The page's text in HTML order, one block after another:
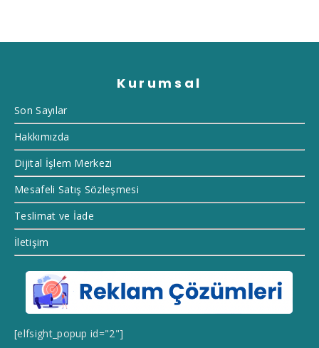
Kurumsal
Son Sayılar
Hakkımızda
Dijital İşlem Merkezi
Mesafeli Satış Sözleşmesi
Teslimat ve İade
İletişim
[elfsight_popup id="2"]